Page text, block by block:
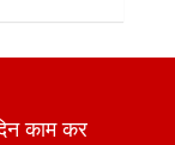
काम कर